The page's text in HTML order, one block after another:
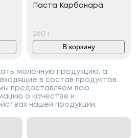
Паста Карбонара
260 г
В корзину
молочную продукцию, а
в состав продуктов.
предоставляем всю
о качестве и
нашей продукции.